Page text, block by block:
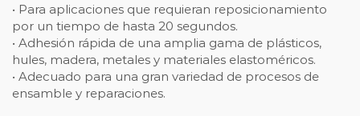
• Para aplicaciones que requieran reposicionamiento
por un tiempo de hasta 20 segundos.
• Adhesión rápida de una amplia gama de plásticos,
hules, madera, metales y materiales elastoméricos.
• Adecuado para una gran variedad de procesos de
ensamble y reparaciones.